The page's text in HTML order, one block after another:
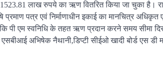
लाख रुपये का ऋण वितरित किया जा चुका है।
पत्र एवं निर्माणाधीन इकाई का मानचित्र
कि पी एम स्वनिधि के तहत ऋण प्रदान करने समय सीमा
अभिषेक नैथानी,डिप्टी सीईओ खादी बोर्ड एस